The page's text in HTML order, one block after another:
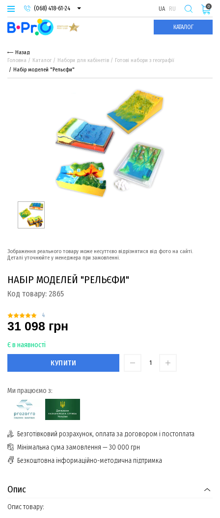
(068) 418-61-24
(093) 974-66-94
(095) 987-29-55
UA RU
КАТАЛОГ
0
Назад
Головна
Каталог Набори для кабінетів
Готові набори з географії
Набір моделей "Рельєфи"
Зображення реального товару може несуттєво відрізнятися від фото на сайті.
Деталі уточнюйте у менеджера при замовленні.
НАБІР МОДЕЛЕЙ "РЕЛЬЄФИ"
Код товару: 2865
4
31 098 грн
Є в наявності
КУПИТИ
Ми працюємо з:
Безготівковий розрахунок, оплата за договором і постоплата
Мінімальна сума замовлення — 30 000 грн
Безкоштовна інформаційно-методична підтримка
Опис
Опис товару: